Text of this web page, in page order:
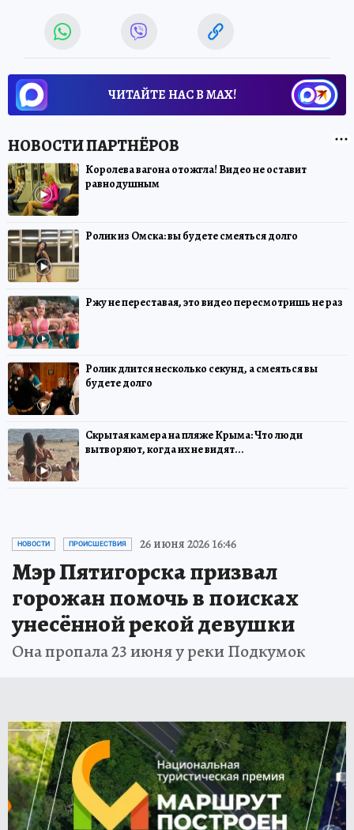
ЧИТАЙТЕ НАС В МАХ!
Королева вагона отожгла! Видео не оставит
равнодушным
Ролик из Омска: вы будете смеяться долго
Ржу не переставая, это видео пересмотришь не раз
Ролик длится несколько секунд, а смеяться вы
будете долго
Скрытая камера на пляже Крыма: Что люди
вытворяют, когда их не видят...
НОВОСТИ ПРОИСШЕСТВИЯ 26 июня 2026 16:46
Мэр Пятигорска призвал
горожан помочь в поисках
унесённой рекой девушки
Она пропала 23 июня у реки Подкумок